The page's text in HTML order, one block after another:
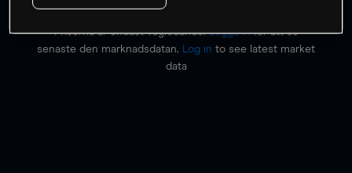
Priserna är endast vägledande.Logga inför att se
senaste den marknadsdatan.
Log in to see latest market
data